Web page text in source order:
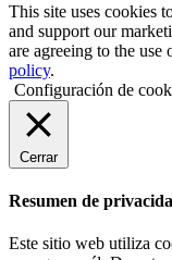
This site uses cookies
and support our
are agreeing to the
policy.
Configuración de
Cerrar
Resumen de
Este sitio web utiliza